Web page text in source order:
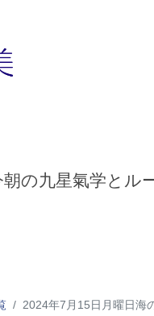
朝の九星氣学とル
2024年7月15日月曜日海